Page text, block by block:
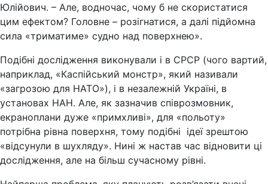
Юлійович. – Але, водночас, чому б не скористатися
цим ефектом? Головне – розігнатися, а далі підйомна
сила «триматиме» судно над поверхнею».
Подібні дослідження виконували і в СРСР (чого вартий,
наприклад, «Каспійський монстр», який називали
«загрозою для НАТО»), і в незалежній Україні, в
установах НАН. Але, як зазначив співрозмовник,
екраноплани дуже «примхливі», для «польоту»
потрібна рівна поверхня, тому подібні ідеї зрештою
«відсунули в шухляду». Нині ж настав час відновити ці
дослідження, але на більш сучасному рівні.